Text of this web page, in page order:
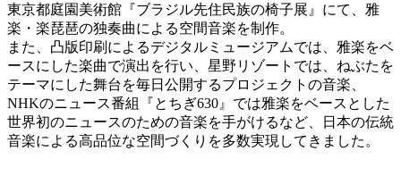
東京都庭園美術館『ブラジル先住民族の椅子展』にて、雅
楽・楽琵琶の独奏曲による空間音楽を制作。
また、凸版印刷によるデジタルミュージアムでは、雅楽をベ
ースにした楽曲で演出を行い、星野リゾートでは、ねぶたを
テーマにした舞台を毎日公開するプロジェクトの音楽、
NHKのニュース番組『とちぎ630』では雅楽をベースとした
世界初のニュースのための音楽を手がけるなど、日本の伝統
音楽による高品位な空間づくりを多数実現してきました。